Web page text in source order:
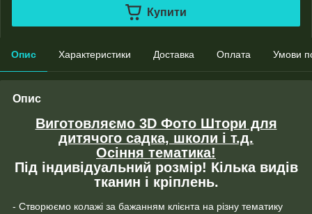
Купити
Опис Характеристики Доставка Оплата Умови
Опис
Виготовляємо 3D Фото Штори для
дитячого садка, школи і т.д.
Осіння тематика!
Під індивідуальний розмір! Кілька видів
тканин і кріплень.
- Створюємо колажі за бажанням клієнта на різну тематику